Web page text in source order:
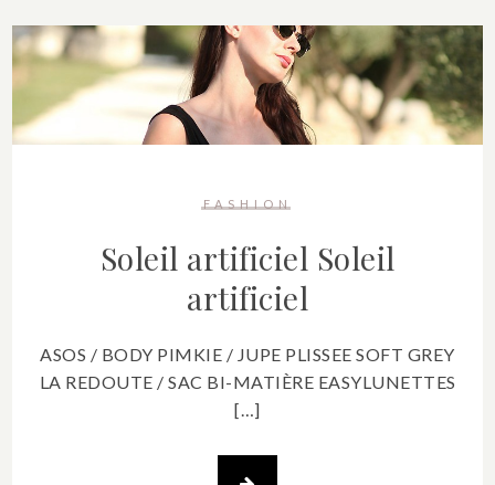
FASHION
Soleil artificiel Soleil
artificiel
ASOS / BODY PIMKIE / JUPE PLISSEE SOFT GREY
LA REDOUTE / SAC BI-MATIÈRE EASYLUNETTES
[…]